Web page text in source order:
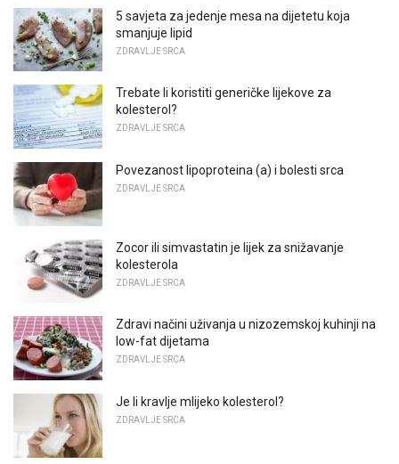
5 savjeta za jedenje mesa na dijetetu koja
smanjuje lipid
ZDRAVLJE SRCA
Trebate li koristiti generičke lijekove za
kolesterol?
ZDRAVLJE SRCA
Povezanost lipoproteina (a) i bolesti srca
ZDRAVLJE SRCA
Zocor ili simvastatin je lijek za snižavanje
kolesterola
ZDRAVLJE SRCA
Zdravi načini uživanja u nizozemskoj kuhinji na
low-fat dijetama
ZDRAVLJE SRCA
Je li kravlje mlijeko kolesterol?
ZDRAVLJE SRCA